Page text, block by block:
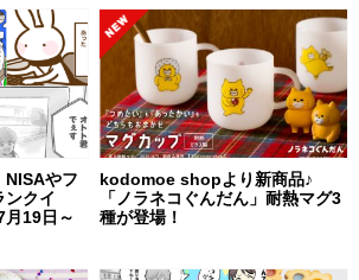
NISAやフ
ンクイ
19日～
kodomoe shopより新商品♪
「ノラネコぐんだん」耐熱マグ3
種が登場！